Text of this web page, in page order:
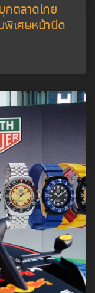
กตลาดไทย
พิเศษหน้าปัด